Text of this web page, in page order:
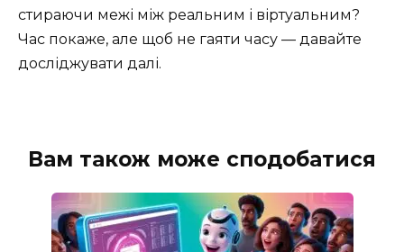
стираючи межі між реальним і віртуальним?
Час покаже, але щоб не гаяти часу — давайте
досліджувати далі.
Вам також може сподобатися